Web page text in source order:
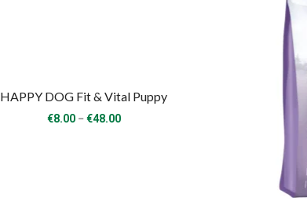
HAPPY DOG Fit & Vital Puppy
€8.00 – €48.00Price